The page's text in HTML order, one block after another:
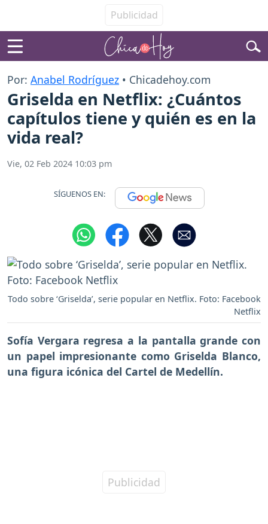
Por: Anabel Rodríguez • Chicadehoy.com
Griselda en Netflix: ¿Cuántos
capítulos tiene y quién es en la
vida real?
Vie, 02 Feb 2024 10:03 pm
SÍGUENOS EN:
Todo sobre ‘Griselda’, serie popular en Netflix. Foto: Facebook
Netflix
Sofía Vergara regresa a la pantalla grande con
un papel impresionante como Griselda Blanco,
una figura icónica del Cartel de Medellín.